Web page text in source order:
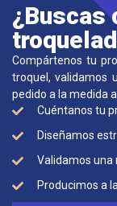
¿Buscas
Compártenos tu
troquel, validamos
pedido a la medida
Cuéntanos tu
Diseñamos
Validamos una
Producimos a